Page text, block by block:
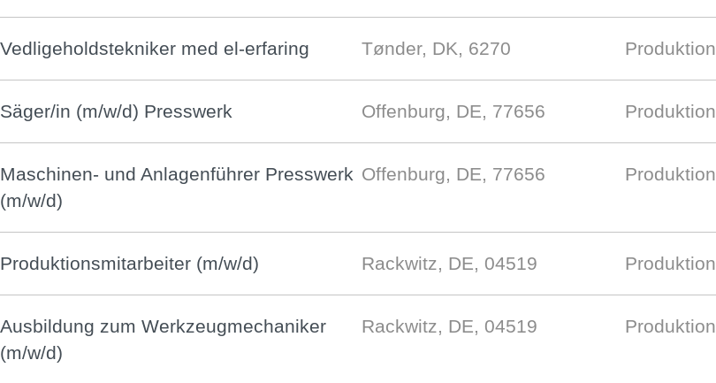
Vedligeholdstekniker med el-erfaring Tønder, DK, 6270 Produktion
Säger/in (m/w/d) Presswerk Offenburg, DE, 77656 Produktion
Maschinen- und Anlagenführer Presswerk
(m/w/d)
Offenburg, DE, 77656 Produktion
Produktionsmitarbeiter (m/w/d) Rackwitz, DE, 04519 Produktion
Ausbildung zum Werkzeugmechaniker
(m/w/d)
Rackwitz, DE, 04519 Produktion